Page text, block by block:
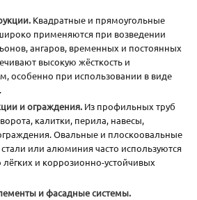
Квадратные и прямоугольные
применяются при возведении
ангаров, временных и постоянных
высокую жёсткость и
особенно при использовании в виде
и ограждения. Из профильных труб
калитки, перила, навесы,
Овальные и плоскоовальные
или алюминия часто используются
лёгких и коррозионно-устойчивых
и фасадные системы.